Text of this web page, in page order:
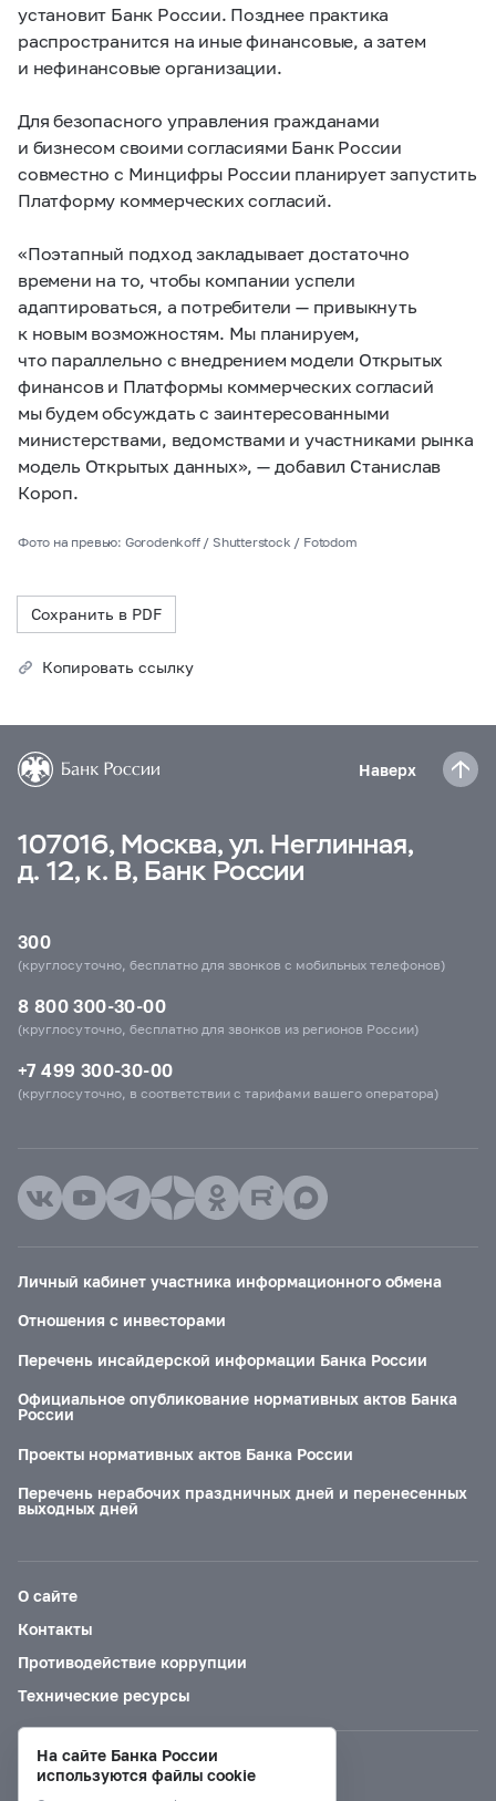
установит Банк России. Позднее практика
распространится на иные финансовые, а затем
и нефинансовые организации.
Для безопасного управления гражданами
и бизнесом своими согласиями Банк России
совместно с Минцифры России планирует запустить
Платформу коммерческих согласий.
«Поэтапный подход закладывает достаточно
времени на то, чтобы компании успели
адаптироваться, а потребители — привыкнуть
к новым возможностям. Мы планируем,
что параллельно с внедрением модели Открытых
финансов и Платформы коммерческих согласий
мы будем обсуждать с заинтересованными
министерствами, ведомствами и участниками рынка
модель Открытых данных», — добавил Станислав
Короп.
Фото на превью: Gorodenkoff / Shutterstock / Fotodom
Сохранить в PDF
Копировать ссылку
Наверх
107016, Москва, ул. Неглинная,
д. 12, к. В, Банк России
300
(круглосуточно, бесплатно для звонков с мобильных телефонов)
8 800 300-30-00
(круглосуточно, бесплатно для звонков из регионов России)
+7 499 300-30-00
(круглосуточно, в соответствии с тарифами вашего оператора)
Личный кабинет участника информационного обмена
Отношения с инвесторами
Перечень инсайдерской информации Банка России
Официальное опубликование нормативных актов Банка
России
Проекты нормативных актов Банка России
Перечень нерабочих праздничных дней и перенесенных
выходных дней
О сайте
Контакты
Противодействие коррупции
Технические ресурсы
Версия для слабовидящих
На сайте Банка России
используются файлы cookie